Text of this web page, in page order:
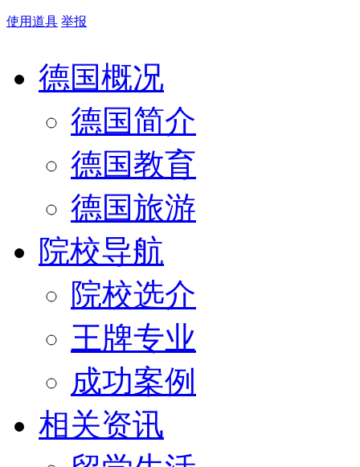
使用道具 举报
德国概况
德国简介
德国教育
德国旅游
院校导航
院校选介
王牌专业
成功案例
相关资讯